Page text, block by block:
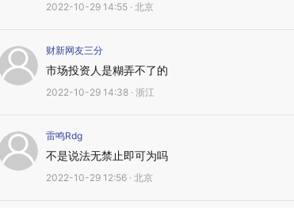
2022-10-29 14:55 · 北京
财新网友三分
市场投资人是糊弄不了的
2022-10-29 14:38 · 浙江
雷鸣Rdg
不是说法无禁止即可为吗
2022-10-29 12:56 · 北京